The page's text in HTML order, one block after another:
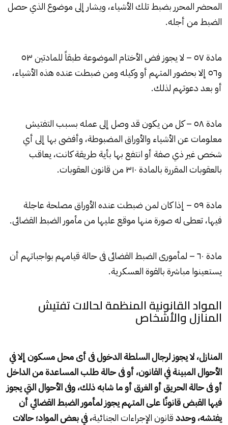
المحضر المحرر بضبط تلك الأشياء، ويشار إلى موضوع الذي حصل
الضبط من أجله.
مادة ٥٧ – لا يجوز فض الأختام الموضوعة طبقاً للمادتين ٥٣
و٥٦ إلا بحضور المتهم أو وكيله ومن ضبطت عنده هذه الأشياء،
أو بعد دعوتهم لذلك.
مادة ٥٨ – كل من يكون قد وصل إلى عمله بسبب التفتيش
معلومات عن الأشياء والأوراق المضبوطة، وأفضى بها إلى أي
شخص غير ذي صفة أو انتفع بها بأية طريقة كانت، يعاقب
بالعقوبات المقررة بالمادة ٣١٠ من قانون العقوبات.
مادة ٥٩ – إذا كان لمن ضبطت عنده الأوراق مصلحة عاجلة
فيها، تعطى له صورة منها موقع عليها من مأمور الضبط القضائى.
مادة ٦٠ – لمأمورى الضبط القضائى فى حالة قيامهم بواجباتهم أن
يستعينوا مباشرة بالقوة العسكرية.
المواد القانونية المنظمة لحالات تفتيش
المنازل والأشخاص
المنازل، لا يجوز لرجال السلطة الدخول فى أى محل مسكون إلا في
الأحوال المبينة في القانون، أو فى حالة طلب المساعدة من الداخل
أو فى حالة الحريق أو الغرق أو ما شابه ذلك، وفى الأحوال التي يجوز
فيها القبض قانونًا على المتهم يجوز لمأمور الضبط القضائي أن
يفتشه، وحددقانون الإجراءات الجنائية، في بعض المواد؛ حالات